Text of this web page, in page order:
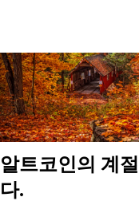
알트코인의 계
다.